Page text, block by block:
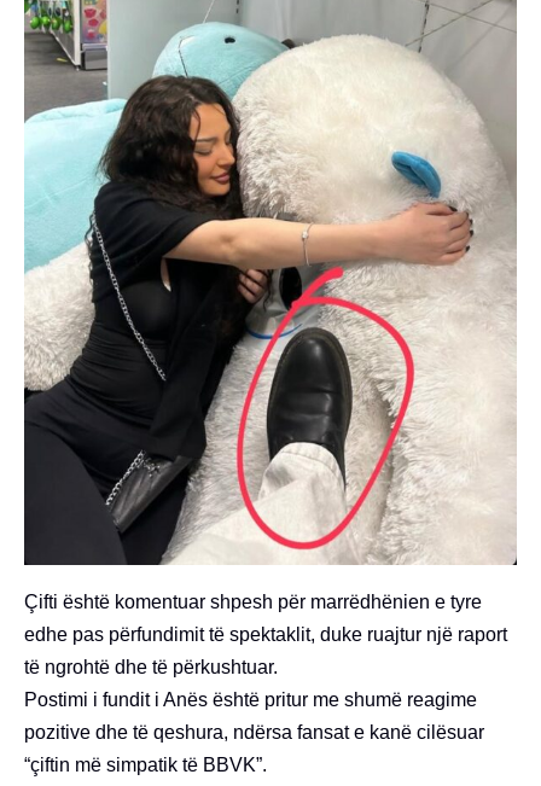
Çifti është komentuar shpesh për marrëdhënien e tyre
edhe pas përfundimit të spektaklit, duke ruajtur një raport
të ngrohtë dhe të përkushtuar.
Postimi i fundit i Anës është pritur me shumë reagime
pozitive dhe të qeshura, ndërsa fansat e kanë cilësuar
“çiftin më simpatik të BBVK”.